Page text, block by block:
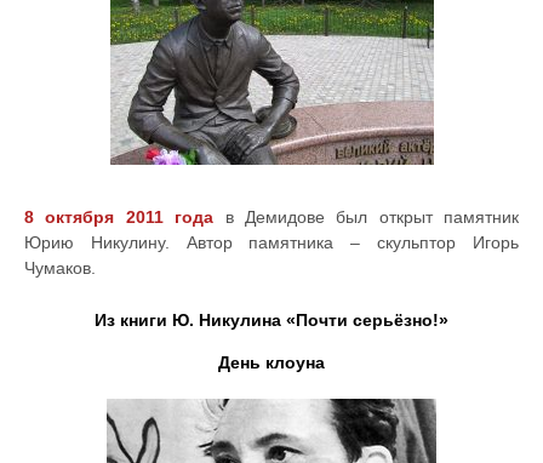
8 октября 2011 года в Демидове был открыт памятник
Юрию Никулину. Автор памятника – скульптор Игорь
Чумаков.
Из книги Ю. Никулина «Почти серьёзно!»
День клоуна